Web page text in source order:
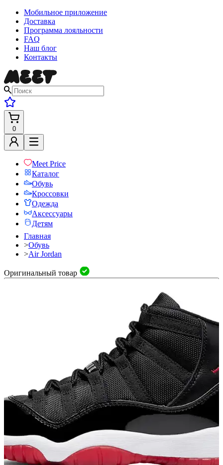
Мобильное приложение
Доставка
Программа лояльности
FAQ
Наш блог
Контакты
0
Meet Price
Каталог
Обувь
Кроссовки
Одежда
Аксессуары
Детям
Главная
>Обувь
>Air Jordan
Оригинальный товар